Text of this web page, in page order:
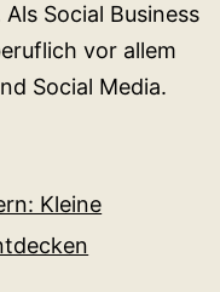
Social Business
vor allem
Social Media.
Kleine